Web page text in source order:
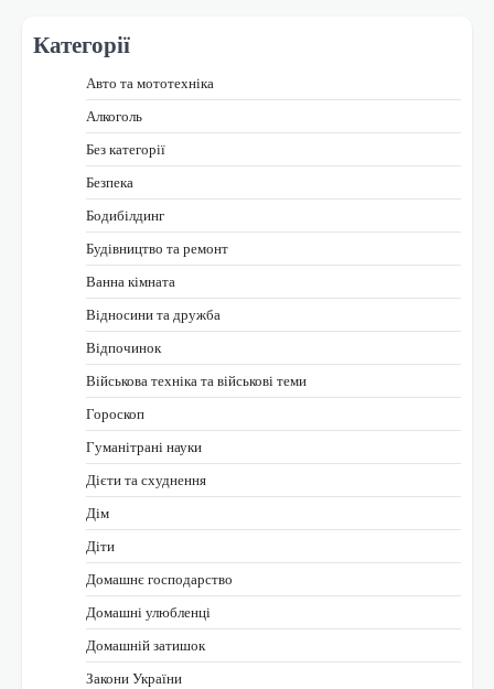
Категорії
Авто та мототехніка
Алкоголь
Без категорії
Безпека
Бодибілдинг
Будівництво та ремонт
Ванна кімната
Відносини та дружба
Відпочинок
Військова техніка та військові теми
Гороскоп
Гуманітрані науки
Дієти та схуднення
Дім
Діти
Домашнє господарство
Домашні улюбленці
Домашній затишок
Закони України